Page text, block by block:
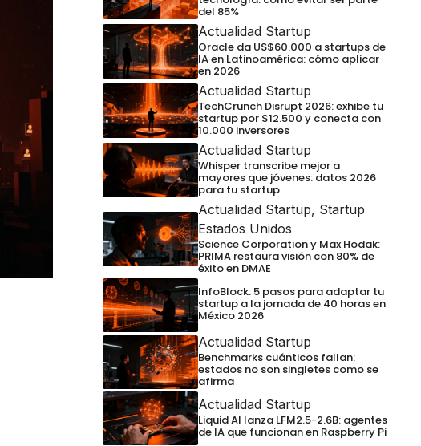
del 85%
Actualidad Startup
Oracle da US$60.000 a startups de
IA en Latinoamérica: cómo aplicar
en 2026
Actualidad Startup
TechCrunch Disrupt 2026: exhibe tu
startup por $12.500 y conecta con
10.000 inversores
Actualidad Startup
Whisper transcribe mejor a
mayores que jóvenes: datos 2026
para tu startup
Actualidad Startup, Startup
Estados Unidos
Science Corporation y Max Hodak:
PRIMA restaura visión con 80% de
éxito en DMAE
InfoBlock: 5 pasos para adaptar tu
startup a la jornada de 40 horas en
México 2026
Actualidad Startup
Benchmarks cuánticos fallan:
estados no son singletes como se
afirma
Actualidad Startup
Liquid AI lanza LFM2.5-2.6B: agentes
de IA que funcionan en Raspberry Pi